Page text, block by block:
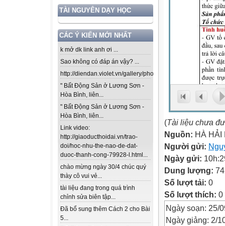
TÀI NGUYÊN DẠY HỌC
CÁC Ý KIẾN MỚI NHẤT
k mở dk link anh ơi ...
Sao không có đáp án vậy? ...
http://diendan.violet.vn/gallery/photos/302...
" Bất Động Sản ở Lương Sơn -
Hòa Bình, liên...
" Bất Động Sản ở Lương Sơn -
Hòa Bình, liên...
Link video:
http://giaoducthoidai.vn/trao-
doi/hoc-nhu-the-nao-de-dat-
duoc-thanh-cong-79928-l.html...
chào mừng ngày 30/4 chúc quý
thày cô vui vẻ...
tài liệu đang trong quá trình
chỉnh sửa biên tập...
Đã bổ sung thêm Cách 2 cho Bài
5...
(Tài liệu chưa
Nguồn: HÀ HẢI
Người gửi:
Ngày gửi:
Dung lượng:
Số lượt tải: 0
Số lượt thích: 0
Ngày soạn: 25/
Ngày giảng: 2/